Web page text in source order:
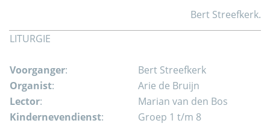
Bert Streefkerk.
LITURGIE
Voorganger:
Bert Streefkerk
Organist:
Arie de Bruijn
Lector:
Marian van den Bos
Kindernevendienst: Groep 1 t/m 8